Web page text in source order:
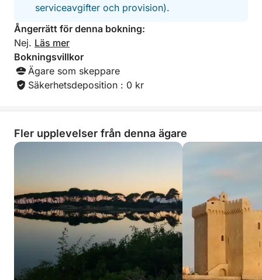
Ingår i upplevelsen: en mängd olika aperitifer, läsk,
rosé, vatten, snorkelutrustning och badtid.
Låt dig förföras av en intim och elegant
eftermiddagskryssning till Lérinsöarna. Boka din
avkopplande havsupplevelse nu och njut av magiska
stunder utanför Franska Rivieran!
serviceavgifter och provision).
Ångerrätt för denna bokning:
Nej. Läs mer
Bokningsvillkor
Ägare som skeppare
Säkerhetsdeposition : 0 kr
Fler upplevelser från denna ägare